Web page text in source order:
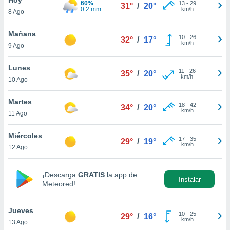
y
en
más
de
cookies
aceptar
8 Ago
60%
0.2 mm
31° / 20° 13- 29
km/h
Mañana
9 Ago
32° / 17° 10- 26
km/h
Lunes
10 Ago
35° / 20° 11 - 26
km/h
Martes
11 Ago
34° / 20° 18- 42
km/h
Miércoles
12 Ago
29° / 19° 17- 35
km/h
¡Descarga GRATIS la app de
Meteored!
Instalar
Jueves
13 Ago
29° / 16° 10- 25
km/h